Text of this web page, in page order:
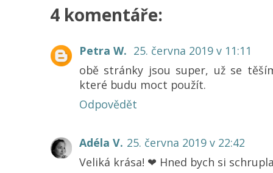
4 komentáře:
Petra W. 25. června 2019 v 11:11
obě stránky jsou super, už se
které budu moct použít.
Odpovědět
Adéla V. 25. června 2019 v 22:42
Veliká krása! ❤ Hned bych si